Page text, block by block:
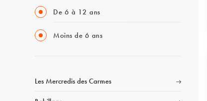
De 6 à 12 ans
Moins de 6 ans
Les Mercredis des Carmes